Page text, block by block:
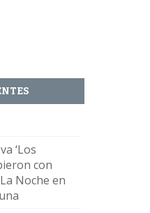
‘Los
con
Noche en